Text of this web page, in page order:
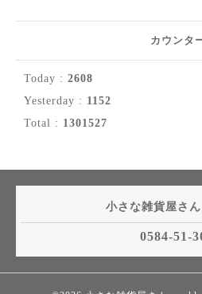
カウンタ
Today : 2608
Yesterday : 1152
Total : 1301527
小さな雑貨屋さ
0584-51-